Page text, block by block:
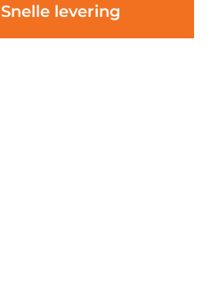
Snelle levering